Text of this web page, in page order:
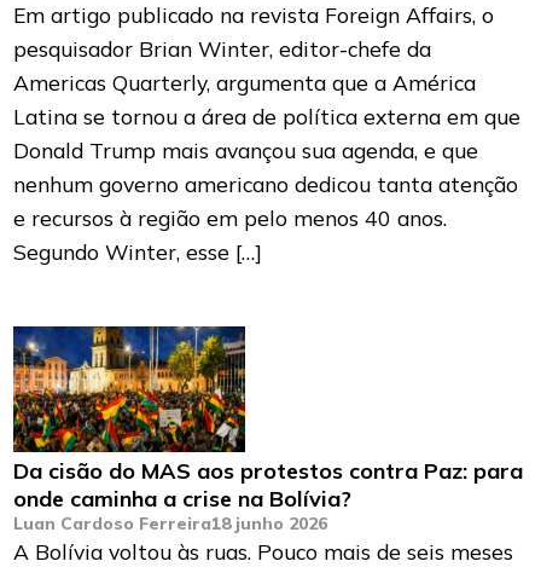
Em artigo publicado na revista Foreign Affairs, o
pesquisador Brian Winter, editor-chefe da
Americas Quarterly, argumenta que a América
Latina se tornou a área de política externa em que
Donald Trump mais avançou sua agenda, e que
nenhum governo americano dedicou tanta atenção
e recursos à região em pelo menos 40 anos.
Segundo Winter, esse […]
Da cisão do MAS aos protestos contra Paz: para
onde caminha a crise na Bolívia?
Luan Cardoso Ferreira18 junho 2026
A Bolívia voltou às ruas. Pouco mais de seis meses